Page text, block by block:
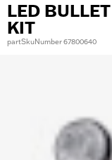
LED
KIT
partSkuNumber 67800640